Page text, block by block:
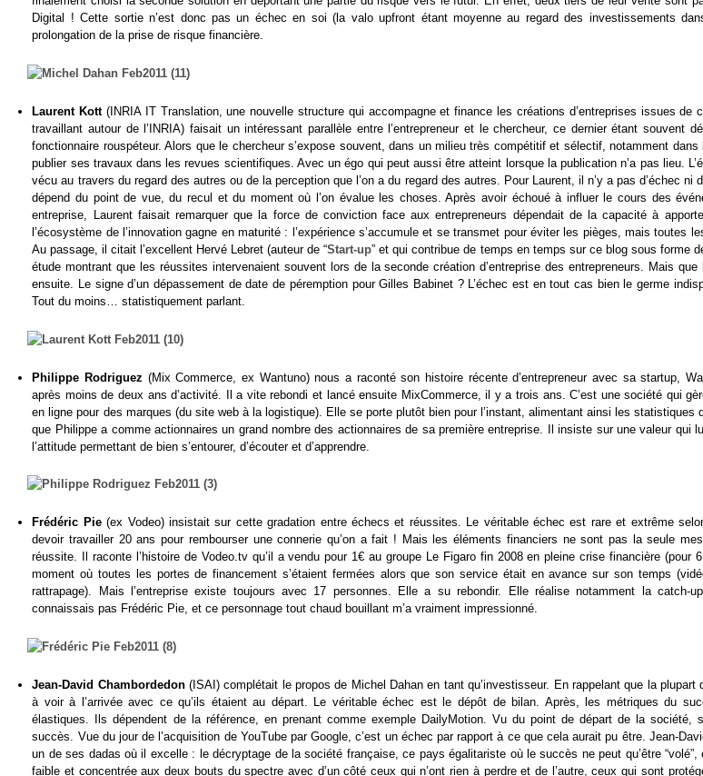
Digital ! Cette sortie n’est donc pas un échec en soi (la valo upfront étant moyenne au regard des investissements
prolongation de la prise de risque financière.
Laurent Kott (INRIA IT Translation, une nouvelle structure qui accompagne et finance les créations d’entreprises issues de
travaillant autour de l’INRIA) faisait un intéressant parallèle entre l’entrepreneur et le chercheur, ce dernier étant souvent
fonctionnaire rouspéteur. Alors que le chercheur s’expose souvent, dans un milieu très compétitif et sélectif, notamment
publier ses travaux dans les revues scientifiques. Avec un égo qui peut aussi être atteint lorsque la publication n’a pas lieu.
vécu au travers du regard des autres ou de la perception que l’on a du regard des autres. Pour Laurent, il n’y a pas d’échec ni
dépend du point de vue, du recul et du moment où l’on évalue les choses. Après avoir échoué à influer le cours des
entreprise, Laurent faisait remarquer que la force de conviction face aux entrepreneurs dépendait de la capacité à
l’écosystème de l’innovation gagne en maturité : l’expérience s’accumule et se transmet pour éviter les pièges, mais toutes
Au passage, il citait l’excellent Hervé Lebret (auteur de “Start-up” et qui contribue de temps en temps sur ce blog sous forme
étude montrant que les réussites intervenaient souvent lors de la seconde création d’entreprise des entrepreneurs. Mais
ensuite. Le signe d’un dépassement de date de péremption pour Gilles Babinet ? L’échec est en tout cas bien le germe
Tout du moins… statistiquement parlant.
Philippe Rodriguez (Mix Commerce, ex Wantuno) nous a raconté son histoire récente d’entrepreneur avec sa startup,
après moins de deux ans d’activité. Il a vite rebondi et lancé ensuite MixCommerce, il y a trois ans. C’est une société qui
en ligne pour des marques (du site web à la logistique). Elle se porte plutôt bien pour l’instant, alimentant ainsi les statistiques
que Philippe a comme actionnaires un grand nombre des actionnaires de sa première entreprise. Il insiste sur une valeur qui
l’attitude permettant de bien s’entourer, d’écouter et d’apprendre.
Frédéric Pie(ex Vodeo) insistait sur cette gradation entre échecs et réussites. Le véritable échec est rare et extrême
devoir travailler 20 ans pour rembourser une connerie qu’on a fait ! Mais les éléments financiers ne sont pas la seule
réussite. Il raconte l’histoire de Vodeo.tv qu’il a vendu pour 1€ au groupe Le Figaro fin 2008 en pleine crise financière (pour
moment où toutes les portes de financement s’étaient fermées alors que son service était en avance sur son temps
rattrapage). Mais l’entreprise existe toujours avec 17 personnes. Elle a su rebondir. Elle réalise notamment la catch-
connaissais pas Frédéric Pie, et ce personnage tout chaud bouillant m’a vraiment impressionné.
Jean-David Chambordedon(ISAI) complétait le propos de Michel Dahan en tant qu’investisseur. En rappelant que la plupart
à voir à l’arrivée avec ce qu’ils étaient au départ. Le véritable échec est le dépôt de bilan. Après, les métriques du
élastiques. Ils dépendent de la référence, en prenant comme exemple DailyMotion. Vu du point de départ de la société,
succès. Vue du jour de l’acquisition de YouTube par Google, c’est un échec par rapport à ce que cela aurait pu être. Jean-
un de ses dadas où il excelle : le décryptage de la société française, ce pays égalitariste où le succès ne peut qu’être
faible et concentrée aux deux bouts du spectre avec d’un côté ceux qui n’ont rien à perdre et de l’autre, ceux qui sont